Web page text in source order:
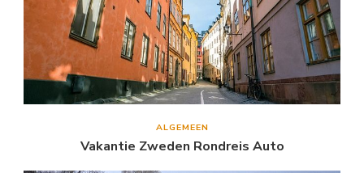
ALGEMEEN
Vakantie Zweden Rondreis Auto